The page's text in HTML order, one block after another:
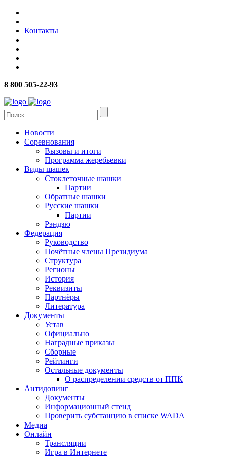
Контакты
8 800 505-22-93
Новости
Соревнования
Вызовы и итоги
Программа жеребьевки
Виды шашек
Стоклеточные шашки
Партии
Обратные шашки
Русские шашки
Партии
Рэндзю
Федерация
Руководство
Почётные члены Президиума
Структура
Регионы
История
Реквизиты
Партнёры
Литература
Документы
Устав
Официально
Наградные приказы
Сборные
Рейтинги
Остальные документы
О распределении средств от ППК
Антидопинг
Документы
Информационный стенд
Проверить субстанцию в списке WADA
Медиа
Онлайн
Трансляции
Игра в Интернете